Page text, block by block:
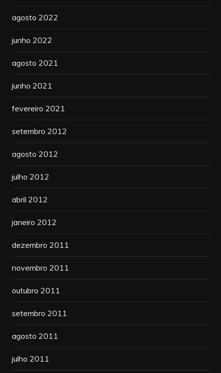
agosto 2022
junho 2022
agosto 2021
junho 2021
fevereiro 2021
setembro 2012
agosto 2012
julho 2012
abril 2012
janeiro 2012
dezembro 2011
novembro 2011
outubro 2011
setembro 2011
agosto 2011
julho 2011